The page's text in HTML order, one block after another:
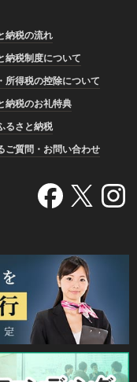
納税の流れ
納税制度について
所得税の控除について
納税のお礼特典
るさと納税
ご質問・お問い合わせ